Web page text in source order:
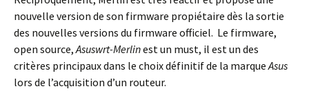
nouvelle version de son firmware propiétaire dès la sortie
des nouvelles versions du firmware officiel. Le firmware,
open source,Asuswrt-Merlinest un must, il est un des
critères principaux dans le choix définitif de la marqueAsus
lors de l’acquisition d’un routeur.